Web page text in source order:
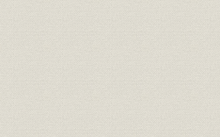
防衛用機器の生産確保と航空機用脚部品の輸出開始
ビジネスジェット機MU-300用脚の生産
低温工業用大型熱交換器の輸出への重点指向
船舶用オイルコンの販売
設備拡充、滋賀工場建設と初の公募増資
第3節 業績回復、創立20年を迎える
第3章 創立21年~30年(1981~1990)―電子技術を駆使しシステム製品